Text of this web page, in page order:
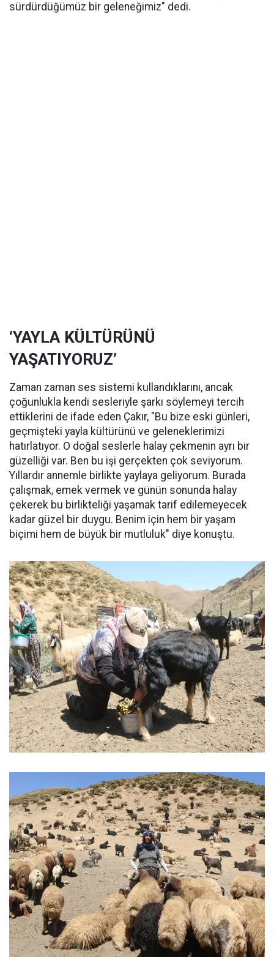
sürdürdüğümüz bir geleneğimiz" dedi.
‘YAYLA KÜLTÜRÜNÜ
YAŞATIYORUZ’
Zaman zaman ses sistemi kullandıklarını, ancak
çoğunlukla kendi sesleriyle şarkı söylemeyi tercih
ettiklerini de ifade eden Çakır, "Bu bize eski günleri,
geçmişteki yayla kültürünü ve geleneklerimizi
hatırlatıyor. O doğal seslerle halay çekmenin ayrı bir
güzelliği var. Ben bu işi gerçekten çok seviyorum.
Yıllardır annemle birlikte yaylaya geliyorum. Burada
çalışmak, emek vermek ve günün sonunda halay
çekerek bu birlikteliği yaşamak tarif edilemeyecek
kadar güzel bir duygu. Benim için hem bir yaşam
biçimi hem de büyük bir mutluluk" diye konuştu.